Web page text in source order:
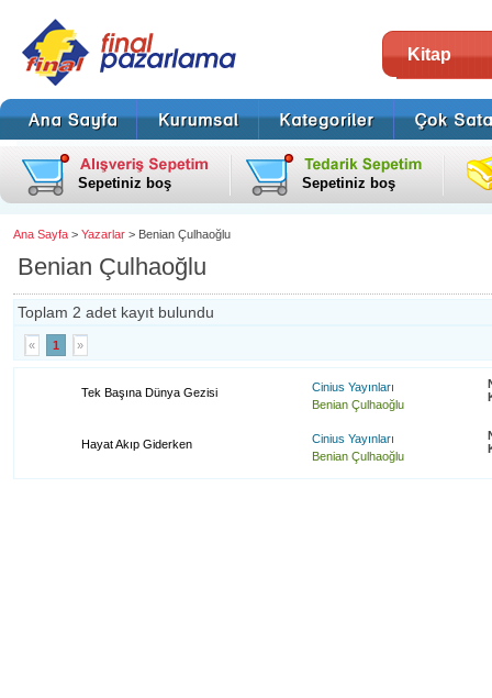
Kitap
Sepetiniz boş Sepetiniz boş
Ana Sayfa > Yazarlar > Benian Çulhaoğlu
Benian Çulhaoğlu
Toplam 2 adet kayıt bulundu
« 1 »
Tek Başına Dünya Gezisi
Cinius Yayınları
Benian Çulhaoğlu
Hayat Akıp Giderken
Cinius Yayınları
Benian Çulhaoğlu